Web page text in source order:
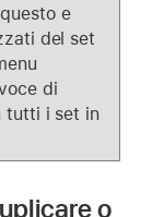
e
del set
di
tutti i set in
o